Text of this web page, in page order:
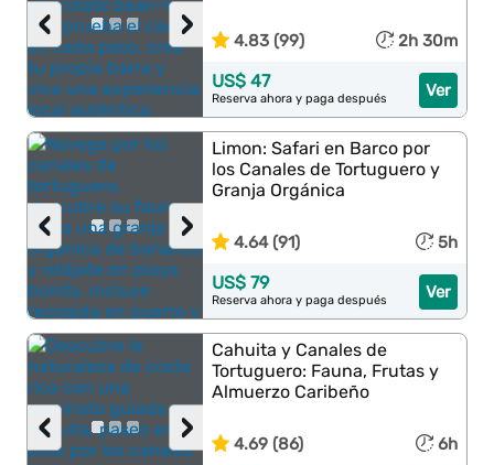
›
‹ 4.83 (99) 2h 30m
Ver
US$ 47
Reserva ahora y paga después
›
‹
Limon: Safari en Barco por
los Canales de Tortuguero y
Granja Orgánica
4.64 (91) 5h
Ver
US$ 79
Reserva ahora y paga después
›
‹
Cahuita y Canales de
Tortuguero: Fauna, Frutas y
Almuerzo Caribeño
4.69 (86) 6h